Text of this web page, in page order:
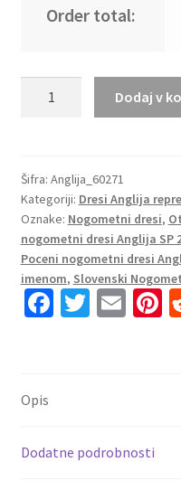
Order total:
Anglija
Vratar
Domači
2023
Kratek
Rokav
+
1
Dodaj v
Šifra: Anglija_60271
Kategoriji: Dresi Anglija
Oznake: Nogometni dresi,
nogometni dresi Anglija SP
Poceni nogometni dresi
imenom, Slovenski
Fa
k
T E
Opis
Dodatne podrobnosti